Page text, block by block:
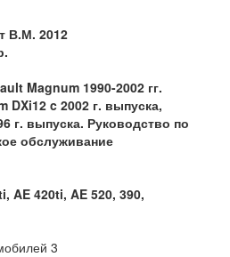
В.М. 2012
Magnum 1990-2002 гг.
DXi12 c 2002 г. выпуска,
г. выпуска. Руководство по
обслуживание
AE 420ti, AE 520, 390,
3